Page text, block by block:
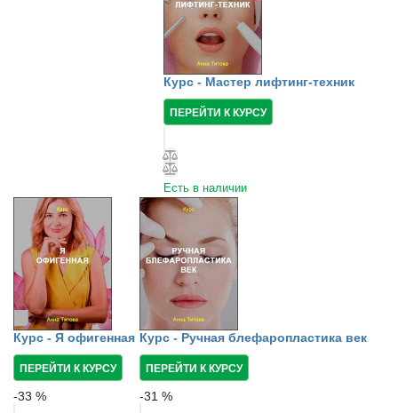
Курс - Мастер лифтинг-техник
ПЕРЕЙТИ К КУРСУ
Есть в наличии
Курс - Я офигенная
ПЕРЕЙТИ К КУРСУ
-33 %
Курс - Ручная блефаропластика век
ПЕРЕЙТИ К КУРСУ
-31 %